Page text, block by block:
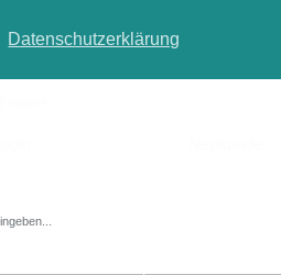
Datenschutzerklärung